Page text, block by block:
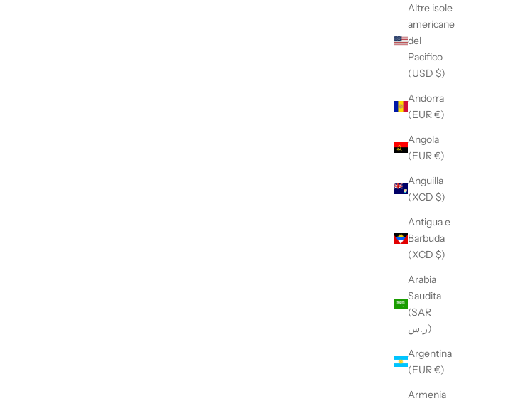
Altre isole
americane
del
Pacifico
(USD $)
Andorra
(EUR €)
Angola
(EUR €)
Anguilla
(XCD $)
Antigua e
Barbuda
(XCD $)
Arabia
Saudita
(SAR
ر.س)
Argentina
(EUR €)
Armenia